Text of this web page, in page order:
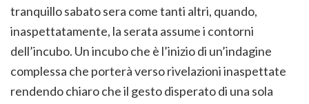
tranquillo sabato sera come tanti altri, quando,
inaspettatamente, la serata assume i contorni
dell’incubo. Un incubo che è l’inizio di un’indagine
complessa che porterà verso rivelazioni inaspettate
rendendo chiaro che il gesto disperato di una sola